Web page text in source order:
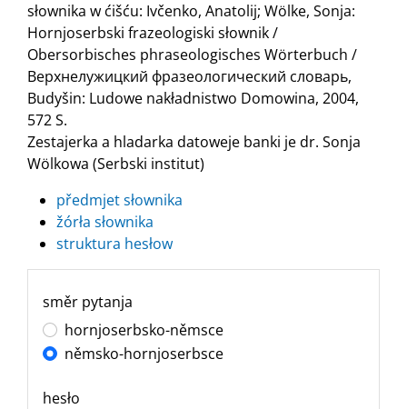
słownika w ćišću: Ivčenko, Anatolij; Wölke, Sonja:
Hornjoserbski frazeologiski słownik /
Obersorbisches phraseologisches Wörterbuch /
Верхнелужицкий фразеологический словарь,
Budyšin: Ludowe nakładnistwo Domowina, 2004,
572 S.
Zestajerka a hladarka datoweje banki je dr. Sonja
Wölkowa (Serbski institut)
předmjet słownika
žórła słownika
struktura hesłow
směr pytanja
hornjoserbsko-němsce
němsko-hornjoserbsce
hesło